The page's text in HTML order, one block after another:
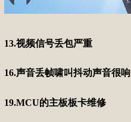
13.视频信号丢包严重
16.声音丢帧啸叫抖动声音很响
19.MCU的主板板卡维修